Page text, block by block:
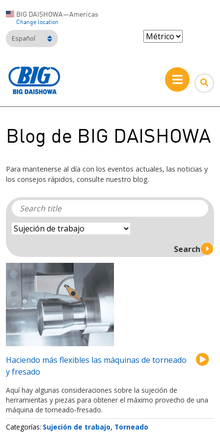
BIG DAISHOWA—Americas
Change location
Español
Blog de BIG DAISHOWA
Para mantenerse al día con los eventos actuales, las noticias y
los consejos rápidos, consulte nuestro blog.
Haciendo más flexibles las máquinas de torneado
y fresado
Aquí hay algunas consideraciones sobre la sujeción de
herramientas y piezas para obtener el máximo provecho de una
máquina de torneado-fresado.
Categorías Sujeción de trabajo Torneado